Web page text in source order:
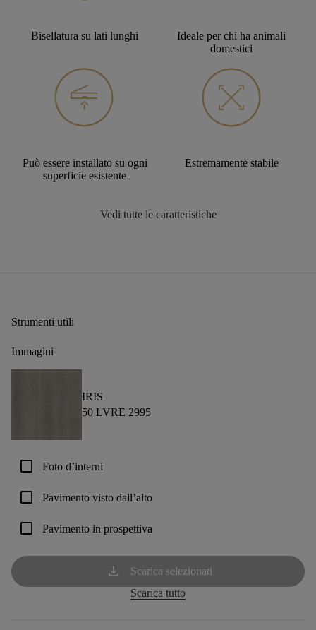
Bisellatura su lati lunghi
Ideale per chi ha animali
domestici
Può essere installato su ogni
superficie esistente
Estremamente stabile
Vedi tutte le caratteristiche
Strumenti utili
Immagini
IRIS
50 LVRE 2995
check_box_outline_blank Foto d’interni
check_box_outline_blank Pavimento visto dall’alto
check_box_outline_blank Pavimento in prospettiva
download
Scarica selezionati
Scarica tutto